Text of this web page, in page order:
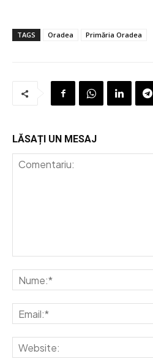
TAGS Oradea Primăria Oradea
LĂSAȚI UN MESAJ